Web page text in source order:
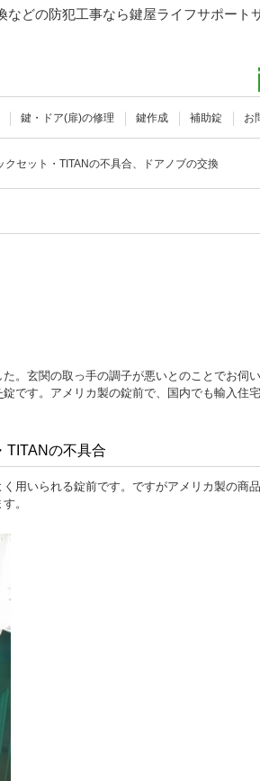
などの防犯工事なら鍵屋ライフサポート
鍵・ドア(扉)の修理 鍵作成 補助錠 お
クセット・TITANの不具合、ドアノブの交換
。玄関の取っ手の調子が悪いとのことでお伺い
錠です。アメリカ製の錠前で、国内でも輸入住宅
TITANの不具合
用いられる錠前です。ですがアメリカ製の商品
。